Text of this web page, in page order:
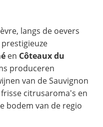
langs de oevers
en Côteaux du
produceren
van de Sauvignon
citrusaroma's en
bodem van de regio